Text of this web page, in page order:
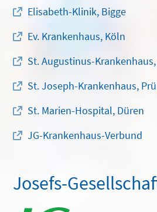
Elisabeth-Klinik, Bigge
Ev. Krankenhaus, Köln
St. Augustinus-
St. Joseph-Krankenhaus,
St. Marien-Hospital, Düren
JG-Krankenhaus-Verbund
Josefs-